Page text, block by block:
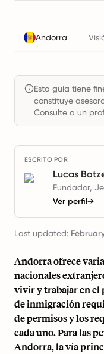
Andorra
Esta guía tiene
constituye
Consulte a un
ESCRITO POR
Lucas
Fundador,
Ver perfil→
Last updated:
Andorra ofrece
nacionales
vivir y trabajar en el
de inmigración
de permisos y los
cada uno. Para las
Andorra, la vía